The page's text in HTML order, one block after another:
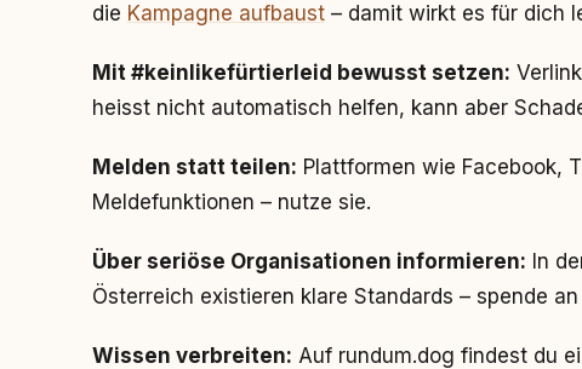
die Kampagne aufbaust – damit wirkt es für dich
Mit #keinlikefürtierleid bewusst setzen:
heisst nicht automatisch helfen, kann aber
Melden statt teilen: Plattformen wie Facebook,
Meldefunktionen – nutze sie.
Über seriöse Organisationen informieren: In
Österreich existieren klare Standards – spende
Wissen verbreiten: Auf rundum.dog findest du